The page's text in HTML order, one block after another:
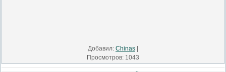
Добавил: Chinas
Просмотров: 1043